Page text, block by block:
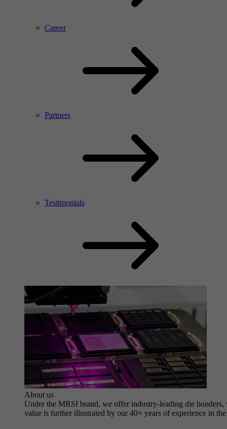
Career
Partners
Testimonials
About us
Under the MRSI brand, we offer industry-leading die
value is further illustrated by our 40+ years of experience in